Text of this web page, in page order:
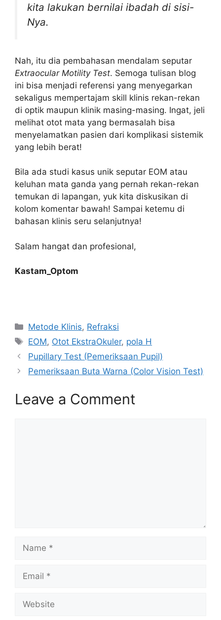
kita lakukan bernilai ibadah di sisi-
Nya.
Nah, itu dia pembahasan mendalam seputar
Extraocular Motility Test. Semoga tulisan blog
ini bisa menjadi referensi yang menyegarkan
sekaligus mempertajam skill klinis rekan-rekan
di optik maupun klinik masing-masing. Ingat, jeli
melihat otot mata yang bermasalah bisa
menyelamatkan pasien dari komplikasi sistemik
yang lebih berat!
Bila ada studi kasus unik seputar EOM atau
keluhan mata ganda yang pernah rekan-rekan
temukan di lapangan, yuk kita diskusikan di
kolom komentar bawah! Sampai ketemu di
bahasan klinis seru selanjutnya!
Salam hangat dan profesional,
Kastam_Optom
Categories
Metode Klinis, Refraksi
Tags
EOM, Otot EkstraOkuler, pola H
Pupillary Test (Pemeriksaan Pupil)
Pemeriksaan Buta Warna (Color Vision Test)
Leave a Comment
Name
Email
Website